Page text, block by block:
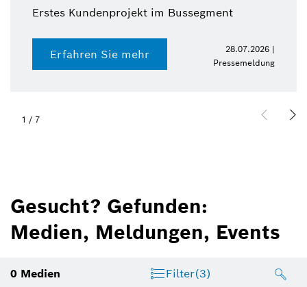
Erstes Kundenprojekt im Bussegment
Erfahren Sie mehr
28.07.2026 |
Pressemeldung
1 / 7
Gesucht? Gefunden:
Medien, Meldungen, Events
0 Medien Filter(3)